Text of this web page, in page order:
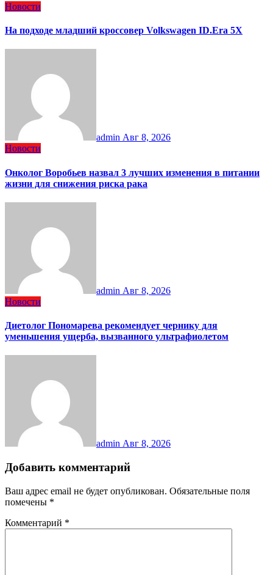
Новости
На подходе младший кроссовер Volkswagen ID.Era 5X
admin Авг 8, 2026
Новости
Онколог Воробьев назвал 3 лучших изменения в питании
жизни для снижения риска рака
admin Авг 8, 2026
Новости
Диетолог Пономарева рекомендует чернику для
уменьшения ущерба, вызванного ультрафиолетом
admin Авг 8, 2026
Добавить комментарий
Ваш адрес email не будет опубликован. Обязательные поля
помечены *
Комментарий *